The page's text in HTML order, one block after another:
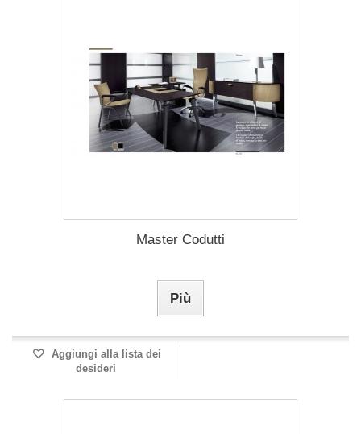
Master Codutti
Più
Aggiungi alla lista dei
desideri